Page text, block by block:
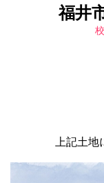
福井
上記土地